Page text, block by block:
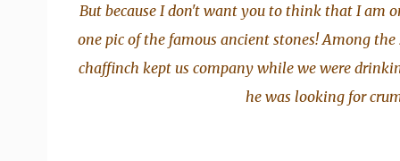
But because I don't want you to think that I am
one pic of the famous ancient stones! Among
chaffinch kept us company while we were
he was looking for